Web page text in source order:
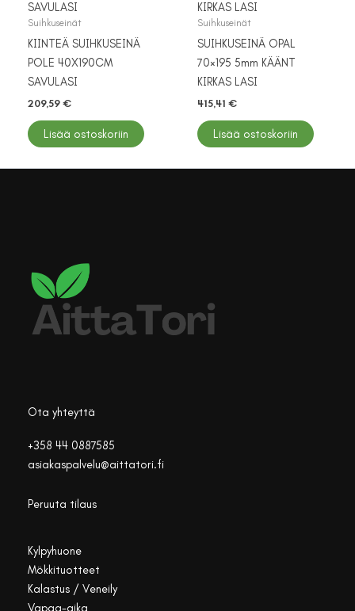
Suihkuseinät
KIINTEÄ SUIHKUSEINÄ
POLE 40X190CM
SAVULASI
209,59 €
Lisää ostoskoriin
Suihkuseinät
SUIHKUSEINÄ OPAL
70×195 5mm KÄÄNT
KIRKAS LASI
415,41 €
Lisää ostoskoriin
Ota yhteyttä
+358 44 0887585
asiakaspalvelu@aittatori.fi
Peruuta tilaus
Kylpyhuone
Mökkituotteet
Kalastus / Veneily
Vapaa-aika